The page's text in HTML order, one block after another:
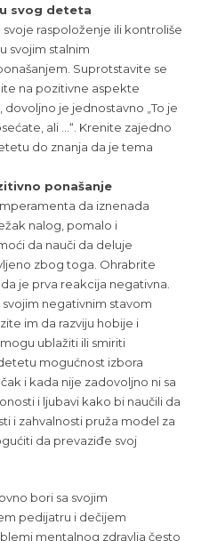
svog deteta
raspoloženje ili kontroliše
svojim stalnim
Suprotstavite se
na pozitivne aspekte
je jednostavno „To je
ali …“. Krenite zajedno
do znanja da je tema
ponašanje
da iznenada
nalog, pomalo i
da nauči da deluje
zbog toga. Ohrabrite
je prva reakcija negativna.
negativnim stavom
im da razviju hobije i
ublažiti ili smiriti
mogućnost izbora
i kada nije zadovoljno ni sa
i ljubavi kako bi naučili da
i zahvalnosti pruža model za
da prevaziđe svoj
bori sa svojim
pedijatru i dečijem
mentalnog zdravlja često